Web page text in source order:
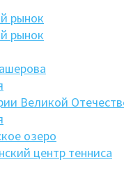
рынок
рынок
Великой
озеро
центр тенниса